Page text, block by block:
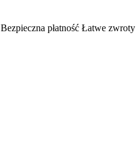
Bezpieczna płatność Łatwe zwroty